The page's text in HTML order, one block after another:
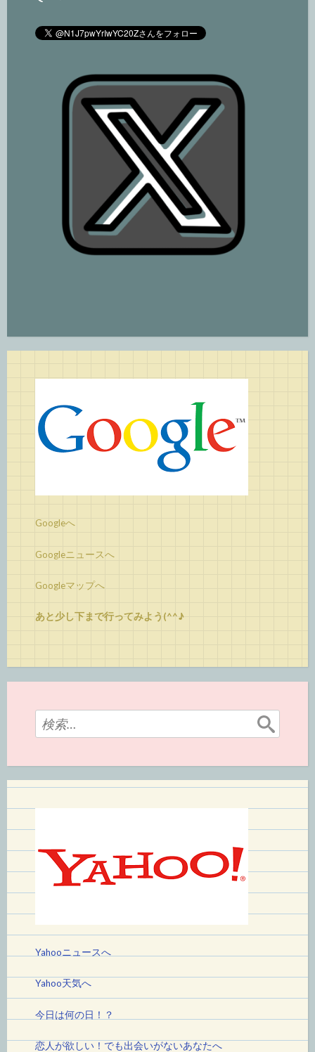
Googleへ
Googleニュースへ
Googleマップへ
あと少し下まで行ってみよう(^^♪
索:
Yahooニュースへ
Yahoo天気へ
今日は何の日！ ？
恋人が欲しい！でも出会いがないあなたへ